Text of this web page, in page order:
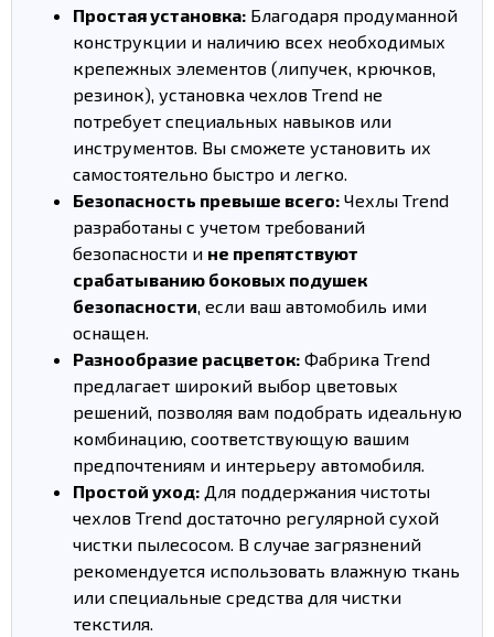
Простая установка: Благодаря продуманной
конструкции и наличию всех необходимых
крепежных элементов (липучек, крючков,
резинок), установка чехлов Trend не
потребует специальных навыков или
инструментов. Вы сможете установить их
самостоятельно быстро и легко.
Безопасность превыше всего: Чехлы Trend
разработаны с учетом требований
безопасности и не препятствуют
срабатыванию боковых подушек
безопасности, если ваш автомобиль ими
оснащен.
Разнообразие расцветок: Фабрика Trend
предлагает широкий выбор цветовых
решений, позволяя вам подобрать идеальную
комбинацию, соответствующую вашим
предпочтениям и интерьеру автомобиля.
Простой уход: Для поддержания чистоты
чехлов Trend достаточно регулярной сухой
чистки пылесосом. В случае загрязнений
рекомендуется использовать влажную ткань
или специальные средства для чистки
текстиля.